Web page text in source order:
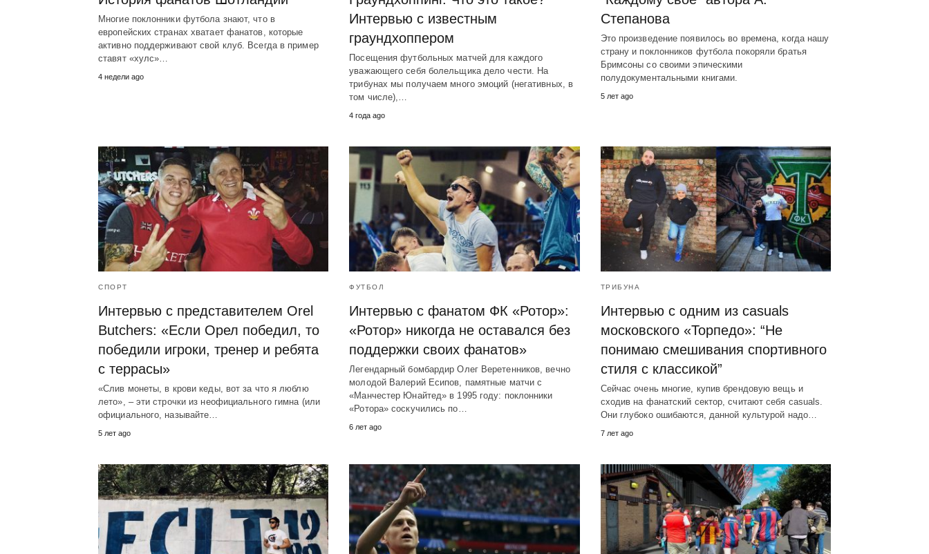
Многие поклонники футбола знают, что в
европейских странах хватает фанатов, которые
активно поддерживают свой клуб. Всегда в пример
ставят «хулс»…
4 недели ago
Интервью с известным
граундхоппером
Посещения футбольных матчей для каждого
уважающего себя болельщика дело чести. На
трибунах мы получаем много эмоций (негативных, в
том числе),…
4 года ago
Степанова
Это произведение появилось во времена, когда нашу
страну и поклонников футбола покоряли братья
Бримсоны со своими эпическими
полудокументальными книгами.
5 лет ago
СПОРТ
Интервью с представителем Orel
Butchers: «Если Орел победил, то
победили игроки, тренер и ребята
с террасы»
«Слив монеты, в крови кеды, вот за что я люблю
лето», – эти строчки из неофициального гимна (или
официального, называйте…
5 лет ago
ФУТБОЛ
Интервью с фанатом ФК «Ротор»:
«Ротор» никогда не оставался без
поддержки своих фанатов»
Легендарный бомбардир Олег Веретенников, вечно
молодой Валерий Есипов, памятные матчи с
«Манчестер Юнайтед» в 1995 году: поклонники
«Ротора» соскучились по…
6 лет ago
ТРИБУНА
Интервью с одним из сasuals
московского «Торпедо»: “Не
понимаю смешивания спортивного
стиля с классикой”
Сейчас очень многие, купив брендовую вещь и
сходив на фанатский сектор, считают себя casuals.
Они глубоко ошибаются, данной культурой надо…
7 лет ago